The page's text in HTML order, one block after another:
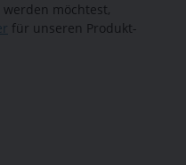
möchtest,
für unseren Produkt-